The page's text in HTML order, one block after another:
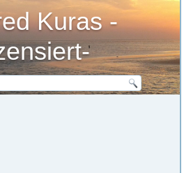
Kuras -